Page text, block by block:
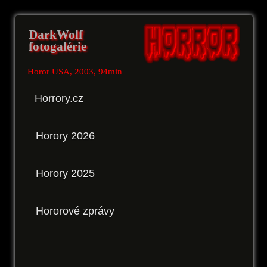
DarkWolf
fotogalérie
Horor USA, 2003, 94min
Horrory.cz
Horory 2026
Horory 2025
Hororové zprávy